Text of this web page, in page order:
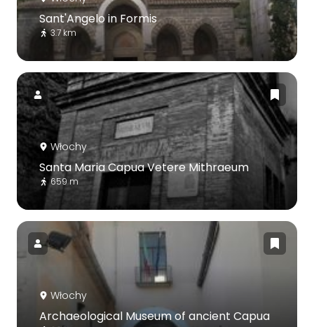
Sant'Angelo in Formis
3.7 km
Włochy
Santa Maria Capua Vetere Mithraeum
659 m
Włochy
Archaeological Museum of ancient Capua